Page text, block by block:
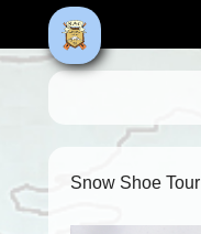
Snow Shoe Tour